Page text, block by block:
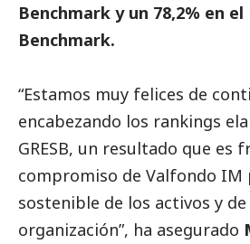
Benchmark y un 78,2% en
Benchmark.
“Estamos muy felices de
encabezando los rankings
GRESB, un resultado que es
compromiso de Valfondo IM
sostenible de los activos y
organización”, ha asegurado